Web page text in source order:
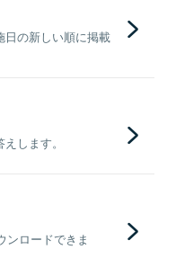
日の新しい順に掲載
します。
ンロードできま